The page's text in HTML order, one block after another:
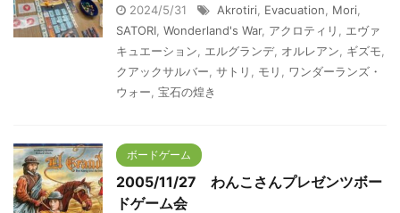
2024/5/31 Akrotiri Evacuation Mori
SATORI Wonderland's War, アクロティリ
エヴァ
キュエーション
エルグランデ, オルレアン ギズモ
クアックサルバー サトリ モリ
ワンダーランズ・
ウォー 宝石の煌き
ボードゲーム
2005/11/27 わんこさんプレゼンツボー
ドゲーム会